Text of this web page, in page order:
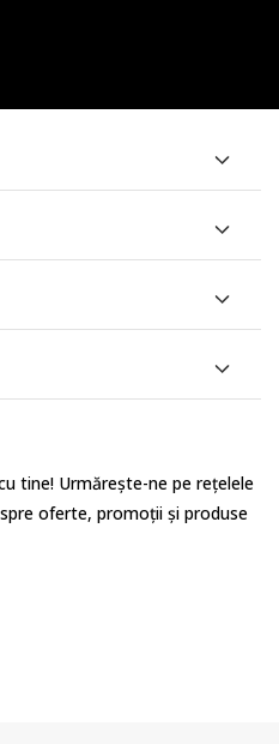
tine! Urmărește-ne pe rețelele
oferte, promoții și produse